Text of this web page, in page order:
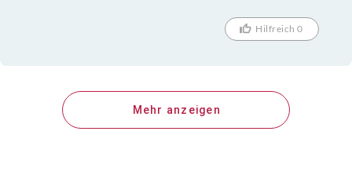
Hilfreich 0
Mehr anzeigen